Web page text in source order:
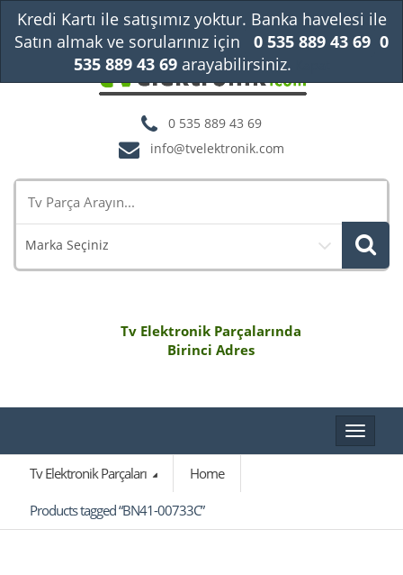
0 535 889 43 69
info@tvelektronik.com
Marka Seçiniz
Tv Elektronik Parçalarında
Birinci Adres
Toggle
Tv Elektronik Parçaları
Home
Products tagged “BN41-00733C”
Kredi Kartı ile satışımız yoktur. Banka havelesi ile
Satın almak ve sorularınız için
0 535 889 43 69 0
535 889 43 69arayabilirsiniz.